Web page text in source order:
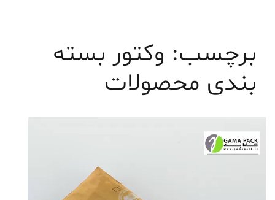
برچسب: وکتور بسته
بندی محصولات